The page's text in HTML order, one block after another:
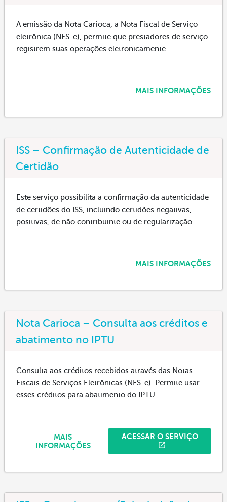
A emissão da Nota Carioca, a Nota Fiscal de Serviço
eletrônica (NFS-e), permite que prestadores de serviço
registrem suas operações eletronicamente.
MAIS INFORMAÇÕES
ISS – Confirmação de Autenticidade de
Certidão
Este serviço possibilita a confirmação da autenticidade
de certidões do ISS, incluindo certidões negativas,
positivas, de não contribuinte ou de regularização.
MAIS INFORMAÇÕES
Nota Carioca – Consulta aos créditos e
abatimento no IPTU
Consulta aos créditos recebidos através das Notas
Fiscais de Serviços Eletrônicas (NFS-e). Permite usar
esses créditos para abatimento do IPTU.
ACESSAR O SERVIÇO
MAIS
INFORMAÇÕES